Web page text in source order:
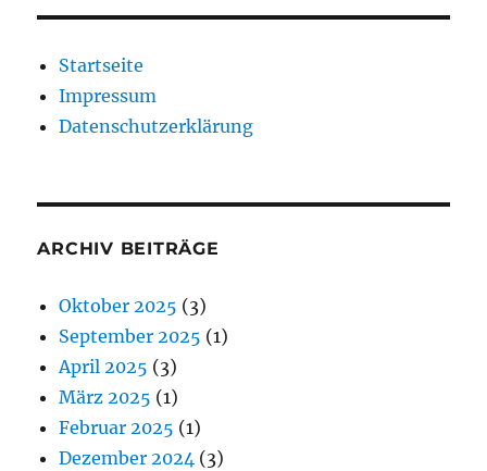
Startseite
Impressum
Datenschutzerklärung
ARCHIV BEITRÄGE
Oktober 2025 (3)
September 2025 (1)
April 2025 (3)
März 2025 (1)
Februar 2025 (1)
Dezember 2024 (3)